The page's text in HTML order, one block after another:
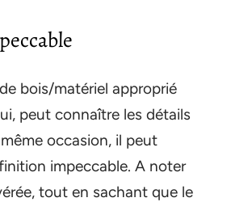
bois/matériel approprié
peut connaître les détails
occasion, il peut
impeccable. A noter
tout en sachant que le